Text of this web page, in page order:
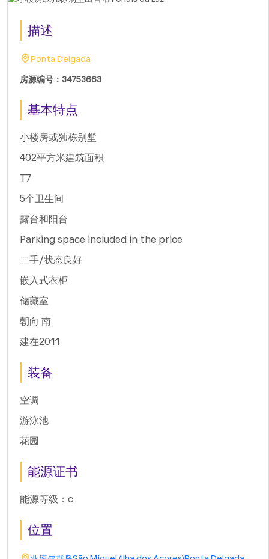
描述
Ponta Delgada
房源编号：34753663
基本特点
小楼房或独栋别墅
402平方米建筑面积
T7
5个卫生间
露台和阳台
Parking space included in the price
二手/状态良好
嵌入式衣柜
储藏室
朝向 南
建在2011
装备
空调
游泳池
花园
能源证书
能源等级：c
位置